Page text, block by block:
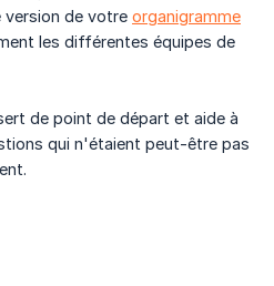
version de votre organigramme
les différentes équipes de
de point de départ et aide à
qui n'étaient peut-être pas